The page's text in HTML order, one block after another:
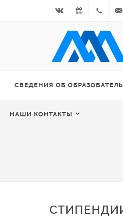
Вконтакте07.08.2026
- Чётная
+7
964
СВЕДЕНИЯ ОБ
НАШИ КОНТАКТЫ